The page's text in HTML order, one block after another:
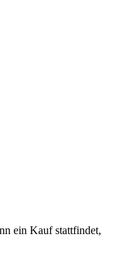
ein Kauf stattfindet,